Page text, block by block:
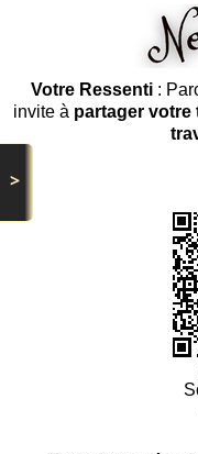
>
Votre Ressenti:
invite à partager votre